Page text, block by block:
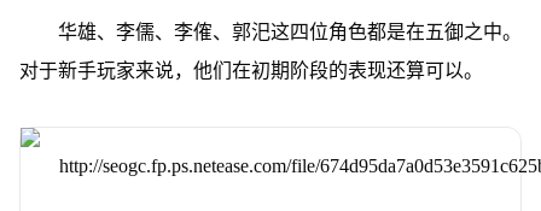
华雄、李儒、李傕、郭汜这四位角色都是在五御之中。
对于新手玩家来说，他们在初期阶段的表现还算可以。